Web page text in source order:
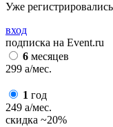
Уже
вход
подписка на Event.ru
6 месяцев
299 a/мес.
1 год
249 a/мес.
скидка ~20%